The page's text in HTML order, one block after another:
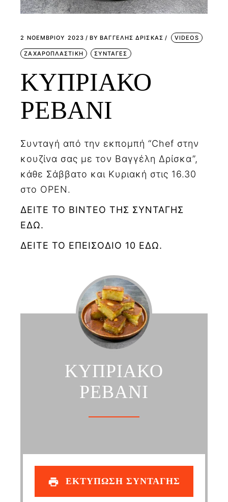
2 ΝΟΕΜΒΡΊΟΥ 2023 BY ΒΑΓΓΕΛΗΣ ΔΡΙΣΚΑΣ VIDEOS
ΖΑΧΑΡΟΠΛΑΣΤΙΚΗ ΣΥΝΤΑΓΕΣ
ΚΥΠΡΙΑΚΟ
ΡΕΒΑΝΙ
Συνταγή από την εκπομπή “Chef στην
κουζίνα σας με τον Βαγγέλη Δρίσκα”,
κάθε Σάββατο και Κυριακή στις 16.30
στο OPEN.
ΔΕΙΤΕ ΤΟ ΒΙΝΤΕΟ ΤΗΣ ΣΥΝΤΑΓΗΣ
ΕΔΩ.
ΔΕΙΤΕ ΤΟ ΕΠΕΙΣΟΔΙΟ 10 ΕΔΩ.
ΚΥΠΡΙΑΚΟ
ΡΕΒΑΝΙ
ΕΚΤΥΠΩΣΗ ΣΥΝΤΑΓΗΣ